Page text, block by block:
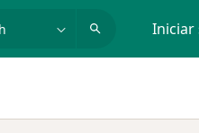
Iniciar